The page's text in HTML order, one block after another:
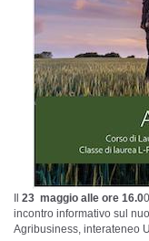
Il 23 maggio alle ore 16.0
incontro informativo sul
Agribusiness, interateneo